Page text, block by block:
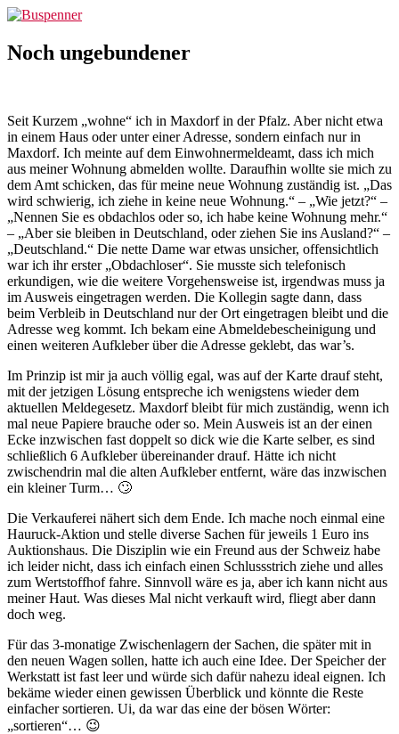
Zum
springen
Noch ungebundener
Seit Kurzem „wohne“ ich in Maxdorf in der Pfalz. Aber nicht etwa
in einem Haus oder unter einer Adresse, sondern einfach nur in
Maxdorf. Ich meinte auf dem Einwohnermeldeamt, dass ich mich
aus meiner Wohnung abmelden wollte. Daraufhin wollte sie mich zu
dem Amt schicken, das für meine neue Wohnung zuständig ist. „Das
wird schwierig, ich ziehe in keine neue Wohnung.“ – „Wie jetzt?“ –
„Nennen Sie es obdachlos oder so, ich habe keine Wohnung mehr.“
– „Aber sie bleiben in Deutschland, oder ziehen Sie ins Ausland?“ –
„Deutschland.“ Die nette Dame war etwas unsicher, offensichtlich
war ich ihr erster „Obdachloser“. Sie musste sich telefonisch
erkundigen, wie die weitere Vorgehensweise ist, irgendwas muss ja
im Ausweis eingetragen werden. Die Kollegin sagte dann, dass
beim Verbleib in Deutschland nur der Ort eingetragen bleibt und die
Adresse weg kommt. Ich bekam eine Abmeldebescheinigung und
einen weiteren Aufkleber über die Adresse geklebt, das war’s.
Im Prinzip ist mir ja auch völlig egal, was auf der Karte drauf steht,
mit der jetzigen Lösung entspreche ich wenigstens wieder dem
aktuellen Meldegesetz. Maxdorf bleibt für mich zuständig, wenn ich
mal neue Papiere brauche oder so. Mein Ausweis ist an der einen
Ecke inzwischen fast doppelt so dick wie die Karte selber, es sind
schließlich 6 Aufkleber übereinander drauf. Hätte ich nicht
zwischendrin mal die alten Aufkleber entfernt, wäre das inzwischen
ein kleiner Turm… 🙄
Die Verkauferei nähert sich dem Ende. Ich mache noch einmal eine
Hauruck-Aktion und stelle diverse Sachen für jeweils 1 Euro ins
Auktionshaus. Die Disziplin wie ein Freund aus der Schweiz habe
ich leider nicht, dass ich einfach einen Schlussstrich ziehe und alles
zum Wertstoffhof fahre. Sinnvoll wäre es ja, aber ich kann nicht aus
meiner Haut. Was dieses Mal nicht verkauft wird, fliegt aber dann
doch weg.
Für das 3-monatige Zwischenlagern der Sachen, die später mit in
den neuen Wagen sollen, hatte ich auch eine Idee. Der Speicher der
Werkstatt ist fast leer und würde sich dafür nahezu ideal eignen. Ich
bekäme wieder einen gewissen Überblick und könnte die Reste
einfacher sortieren. Ui, da war das eine der bösen Wörter:
„sortieren“… 😉